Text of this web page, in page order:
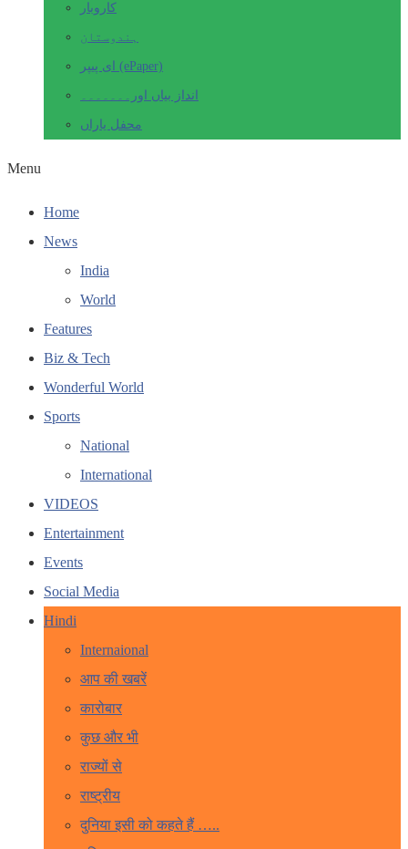
کاروبار
ہندوستان
ای پیپر (ePaper)
انداز بیاں اور۔۔۔۔۔۔۔
محفل یاراں
Menu
Home
News
India
World
Features
Biz & Tech
Wonderful World
Sports
National
International
VIDEOS
Entertainment
Events
Social Media
Hindi
Internaional
आप की खबरें
कारोबार
कुछ और भी
राज्यों से
राष्ट्रीय
दुनिया इसी को कहते हैं …..